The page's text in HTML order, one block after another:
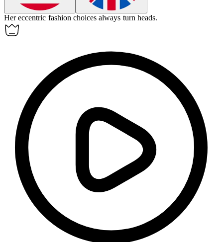
Hereccentric fashion choices always turn heads.